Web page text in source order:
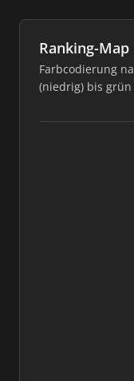
Ranking-Map
Farbcodierung
(niedrig) bis grün